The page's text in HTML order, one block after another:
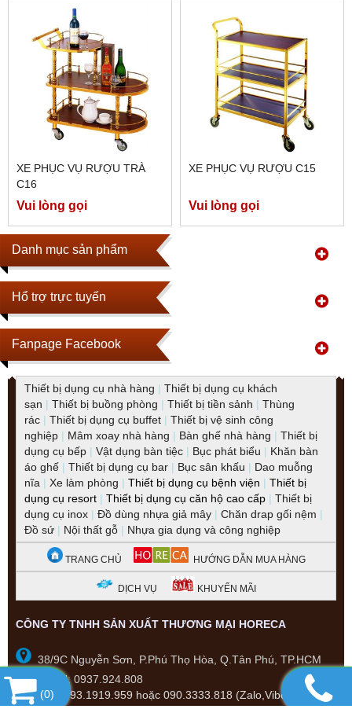
Danh mục sản phẩm
Hổ trợ trực tuyến
Fanpage Facebook
XE PHỤC VỤ RƯỢU TRÀ
C16
Vui lòng gọi
XE PHỤC VỤ RƯỢU C15
Vui lòng gọi
Thiết bị dụng cụ nhà hàng | Thiết bị dụng cụ khách
sạn | Thiết bị buồng phòng | Thiết bị tiền sảnh | Thùng
rác | Thiết bị dụng cụ buffet | Thiết bị vệ sinh công
nghiệp | Mâm xoay nhà hàng | Bàn ghế nhà hàng | Thiết bị
dụng cụ bếp | Vật dụng bàn tiệc | Bục phát biểu | Khăn bàn
áo ghế | Thiết bị dụng cụ bar | Bục sân khấu | Dao muỗng
nĩa | Xe làm phòng | Thiết bị dụng cụ bệnh viện | Thiết bị
dụng cụ resort | Thiết bị dụng cụ căn hộ cao cấp | Thiết bị
dụng cụ inox | Đồ dùng nhựa giả mây | Chăn drap gối nệm |
Đồ sứ | Nội thất gỗ | Nhựa gia dụng và công nghiệp
TRANG CHỦ HƯỚNG DẪN MUA HÀNG
DỊCH VỤ KHUYẾN MÃI
CÔNG TY TNHH SẢN XUẤT THƯƠNG MẠI HORECA
38/9C Nguyễn Sơn, P.Phú Thọ Hòa, Q.Tân Phú, TP.HCM
CSKH: 0937.924.808
-Hotline: 093.1919.959 hoặc 090.3333.818 (Zalo,Viber)
(0)